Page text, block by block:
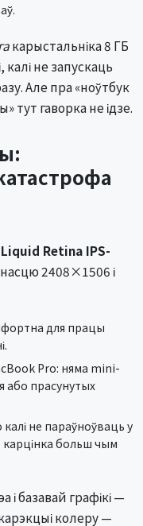
карыстальніка 8 ГБ
не запускаць
Але пра «ноўтбук
тут гаворка не ідзе.
Liquid Retina IPS-
2408×1506 і
або прасунутых
карцінка больш чым
і базавай графікі —
колеру —